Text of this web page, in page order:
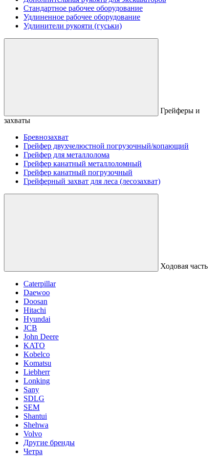
Стандартное рабочее оборудование
Удлиненное рабочее оборудование
Удлинители рукояти (гуськи)
Грейферы и
захваты
Бревнозахват
Грейфер двухчелюстной погрузочный/копающий
Грейфер для металлолома
Грейфер канатный металлоломный
Грейфер канатный погрузочный
Грейферный захват для леса (лесозахват)
Ходовая часть
Caterpillar
Daewoo
Doosan
Hitachi
Hyundai
JCB
John Deere
KATO
Kobelco
Komatsu
Liebherr
Lonking
Sany
SDLG
SEM
Shantui
Shehwa
Volvo
Другие бренды
Четра